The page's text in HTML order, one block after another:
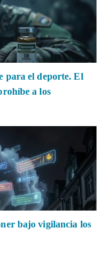
para el deporte. El
a los
bajo vigilancia los